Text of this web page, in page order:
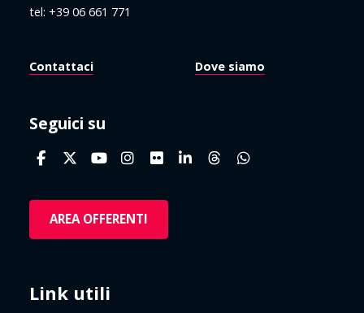
tel: +39 06 661 771
Contattaci Dove siamo
Seguici su
AREA OFFERENTI
Link utili